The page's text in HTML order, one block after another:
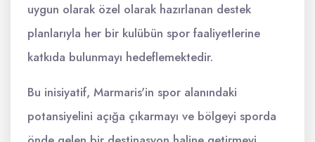
uygun olarak özel olarak hazırlanan destek
planlarıyla her bir kulübün spor faaliyetlerine
katkıda bulunmayı hedeflemektedir.
Bu inisiyatif, Marmaris'in spor alanındaki
potansiyelini açığa çıkarmayı ve bölgeyi sporda